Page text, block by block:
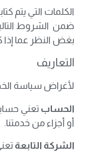
الكلمات التي يتم
ضمن الشروط
بغض النظر عما إذا
التعاريف
لأغراض سياسة
الحساب تعني
أو أجزاء من خدمتنا.
الشركة التابعة